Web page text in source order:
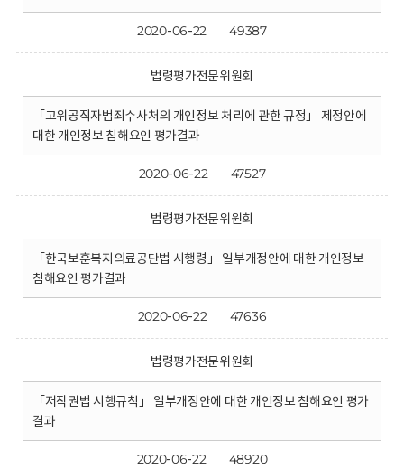
2020-06-22 49387
법령평가전문위원회
「고위공직자범죄수사처의 개인정보 처리에 관한 규정」 제정안에
대한 개인정보 침해요인 평가결과
2020-06-22 47527
법령평가전문위원회
「한국보훈복지의료공단법 시행령」 일부개정안에 대한 개인정보
침해요인 평가결과
2020-06-22 47636
법령평가전문위원회
「저작권법 시행규칙」 일부개정안에 대한 개인정보 침해요인 평가
결과
2020-06-22 48920